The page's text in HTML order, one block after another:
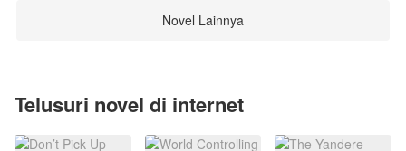
Novel Lainnya
Telusuri novel di internet